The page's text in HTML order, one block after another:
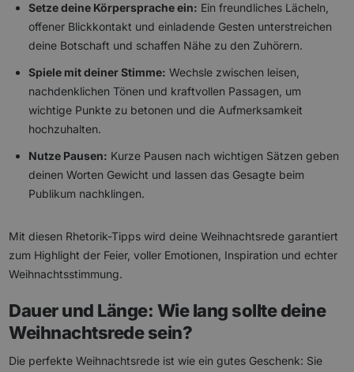
Setze deine Körpersprache ein: Ein freundliches Lächeln,
offener Blickkontakt und einladende Gesten unterstreichen
deine Botschaft und schaffen Nähe zu den Zuhörern.
Spiele mit deiner Stimme: Wechsle zwischen leisen,
nachdenklichen Tönen und kraftvollen Passagen, um
wichtige Punkte zu betonen und die Aufmerksamkeit
hochzuhalten.
Nutze Pausen: Kurze Pausen nach wichtigen Sätzen geben
deinen Worten Gewicht und lassen das Gesagte beim
Publikum nachklingen.
Mit diesen Rhetorik-Tipps wird deine Weihnachtsrede garantiert
zum Highlight der Feier, voller Emotionen, Inspiration und echter
Weihnachtsstimmung.
Dauer und Länge: Wie lang sollte deine
Weihnachtsrede sein?
Die perfekte Weihnachtsrede ist wie ein gutes Geschenk: Sie